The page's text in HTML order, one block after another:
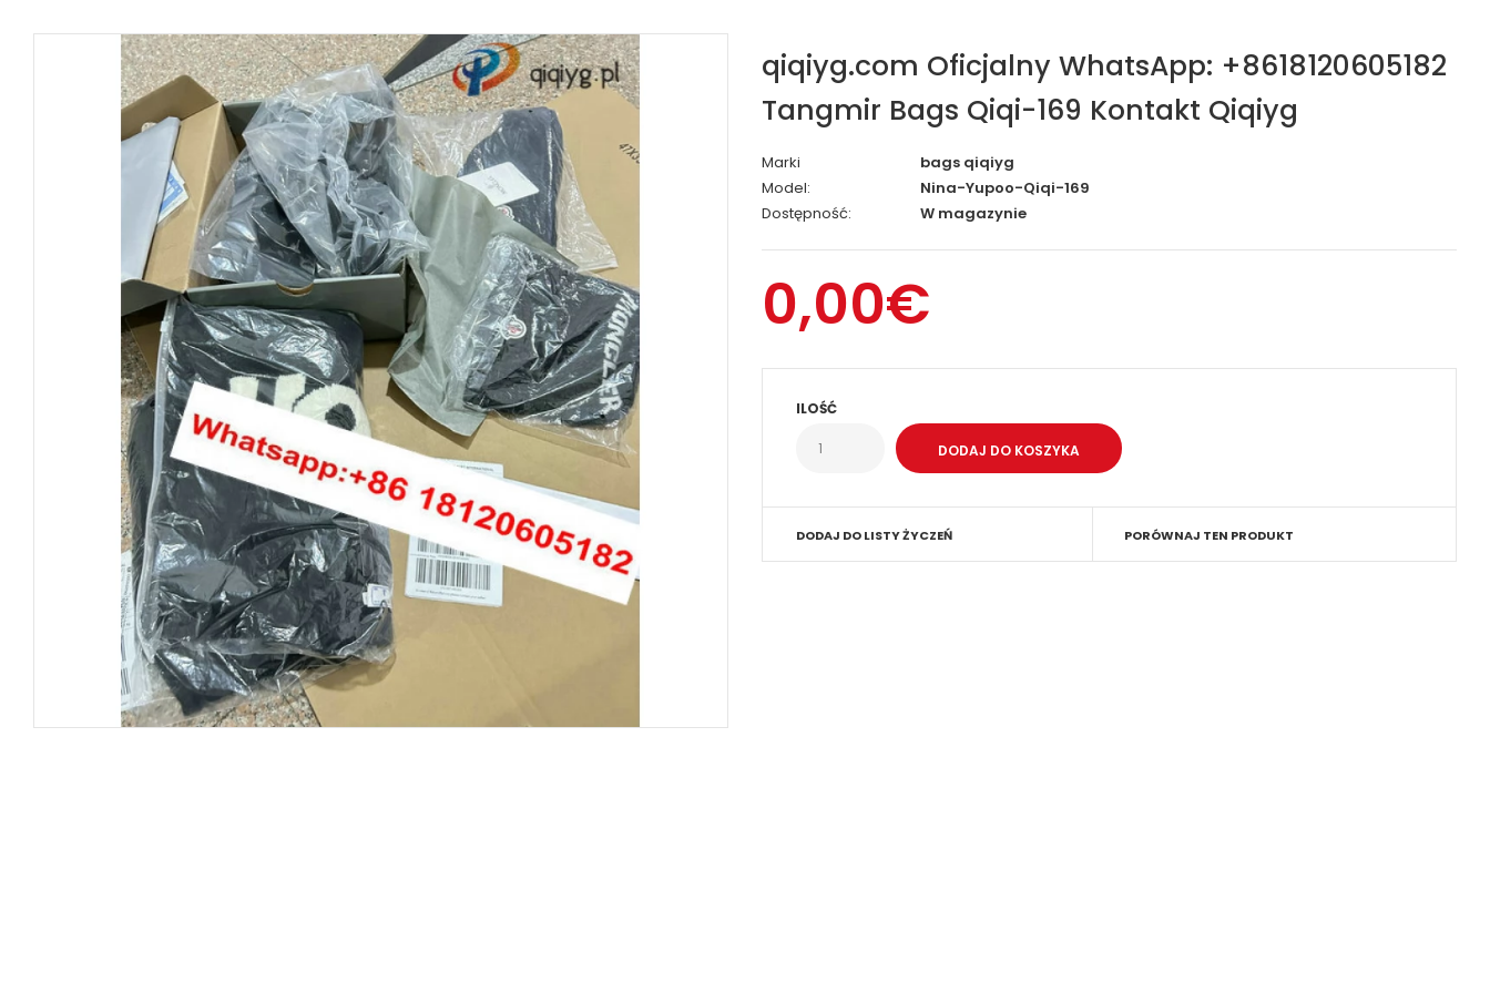
qiqiyg.com Oficjalny WhatsApp: +8618120605182
Tangmir Bags Qiqi-169 Kontakt Qiqiyg
Marki
bags qiqiyg
Model:
Nina-Yupoo-Qiqi-169
Dostępność:
W magazynie
0,00€
ILOŚĆ
DODAJ DO LISTY ŻYCZEŃ PORÓWNAJ TEN PRODUKT